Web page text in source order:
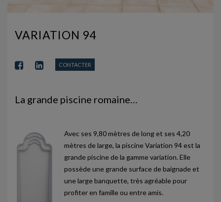
PISCINES COQUES FONDS INCLINÉS
PISCINES COQUES ÉVOLUTIVES
SPAS
SPAS MLSPA
SPAS NEOSPA
VARIATION 94
CONTACTER
La grande piscine romaine…
Avec ses 9,80 mètres de long et ses 4,20
mètres de large, la piscine Variation 94 est la
grande piscine de la gamme variation. Elle
possède une grande surface de baignade et
une large banquette, très agréable pour
profiter en famille ou entre amis.